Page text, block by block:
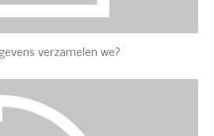
verzamelen we?